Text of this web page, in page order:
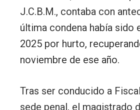
J.C.B.M., contaba con
última condena había sido
2025 por hurto,
noviembre de ese año.
Tras ser conducido a
sede penal, el magistrado